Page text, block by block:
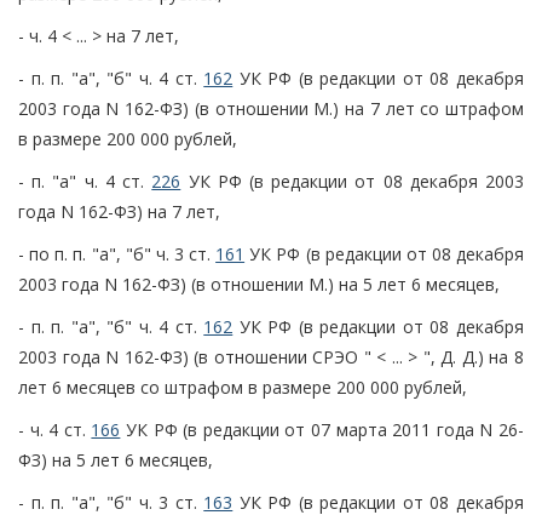
- ч. 4 < ... > на 7 лет,
- п. п. "а", "б" ч. 4 ст. 162 УК РФ (в редакции от 08 декабря
2003 года N 162-ФЗ) (в отношении М.) на 7 лет со штрафом
в размере 200 000 рублей,
- п. "а" ч. 4 ст. 226 УК РФ (в редакции от 08 декабря 2003
года N 162-ФЗ) на 7 лет,
- по п. п. "а", "б" ч. 3 ст. 161 УК РФ (в редакции от 08 декабря
2003 года N 162-ФЗ) (в отношении М.) на 5 лет 6 месяцев,
- п. п. "а", "б" ч. 4 ст. 162 УК РФ (в редакции от 08 декабря
2003 года N 162-ФЗ) (в отношении СРЭО " < ... > ", Д. Д.) на 8
лет 6 месяцев со штрафом в размере 200 000 рублей,
- ч. 4 ст. 166 УК РФ (в редакции от 07 марта 2011 года N 26-
ФЗ) на 5 лет 6 месяцев,
- п. п. "а", "б" ч. 3 ст. 163 УК РФ (в редакции от 08 декабря